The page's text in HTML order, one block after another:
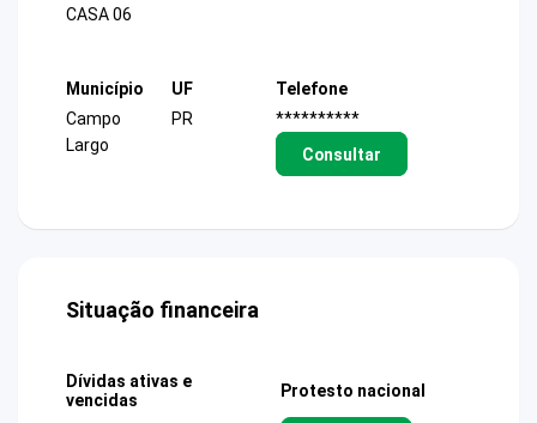
CASA 06
Município
Campo
Largo
UF
PR
Telefone
**********
Consultar
Situação financeira
Dívidas ativas e
vencidas
Protesto nacional